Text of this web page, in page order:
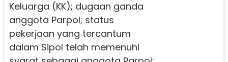
Keluarga (KK); dugaan ganda
anggota Parpol; status
pekerjaan yang tercantum
dalam Sipol telah memenuhi